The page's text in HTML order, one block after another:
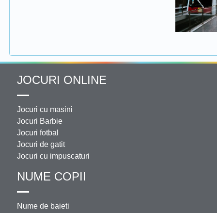
JOCURI ONLINE
Jocuri cu masini
Jocuri Barbie
Jocuri fotbal
Jocuri de gatit
Jocuri cu impuscaturi
NUME COPII
Nume de baieti